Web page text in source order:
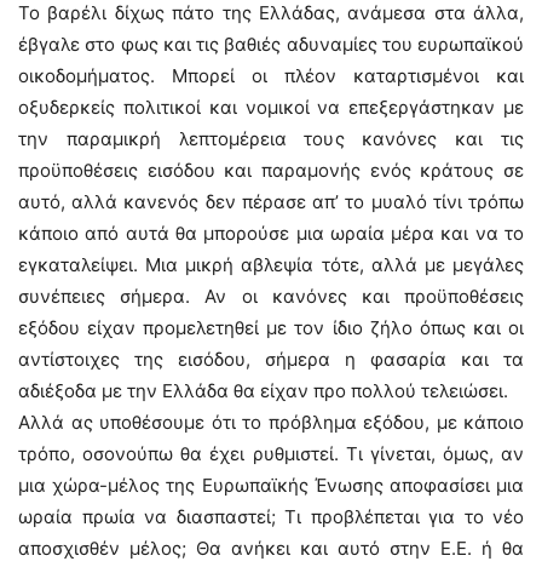
Το βαρέλι δίχως πάτο της Ελλάδας, ανάμεσα στα άλλα,
έβγαλε στο φως και τις βαθιές αδυναμίες του ευρωπαϊκού
οικοδομήματος. Μπορεί οι πλέον καταρτισμένοι και
οξυδερκείς πολιτικοί και νομικοί να επεξεργάστηκαν με
την παραμικρή λεπτομέρεια τους κανόνες και τις
προϋποθέσεις εισόδου και παραμονής ενός κράτους σε
αυτό, αλλά κανενός δεν πέρασε απ’ το μυαλό τίνι τρόπω
κάποιο από αυτά θα μπορούσε μια ωραία μέρα και να το
εγκαταλείψει. Μια μικρή αβλεψία τότε, αλλά με μεγάλες
συνέπειες σήμερα. Αν οι κανόνες και προϋποθέσεις
εξόδου είχαν προμελετηθεί με τον ίδιο ζήλο όπως και οι
αντίστοιχες της εισόδου, σήμερα η φασαρία και τα
αδιέξοδα με την Ελλάδα θα είχαν προ πολλού τελειώσει.
Αλλά ας υποθέσουμε ότι το πρόβλημα εξόδου, με κάποιο
τρόπο, οσονούπω θα έχει ρυθμιστεί. Τι γίνεται, όμως, αν
μια χώρα-μέλος της Ευρωπαϊκής Ένωσης αποφασίσει μια
ωραία πρωία να διασπαστεί; Τι προβλέπεται για το νέο
αποσχισθέν μέλος; Θα ανήκει και αυτό στην Ε.Ε. ή θα